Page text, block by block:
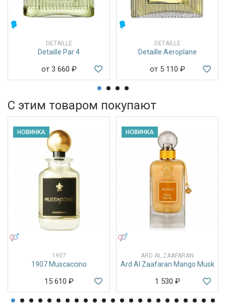
DETAILLE
Detaille Par 4
от 3 660 ₽
DETAILLE
Detaille Aeroplane
от 5 110 ₽
С этим товаром покупают
НОВИНКА
1907
1907 Muscaccino
15 610 ₽
НОВИНКА
ARD AL ZAAFARAN
Ard Al Zaafaran Mango Musk
1 530 ₽